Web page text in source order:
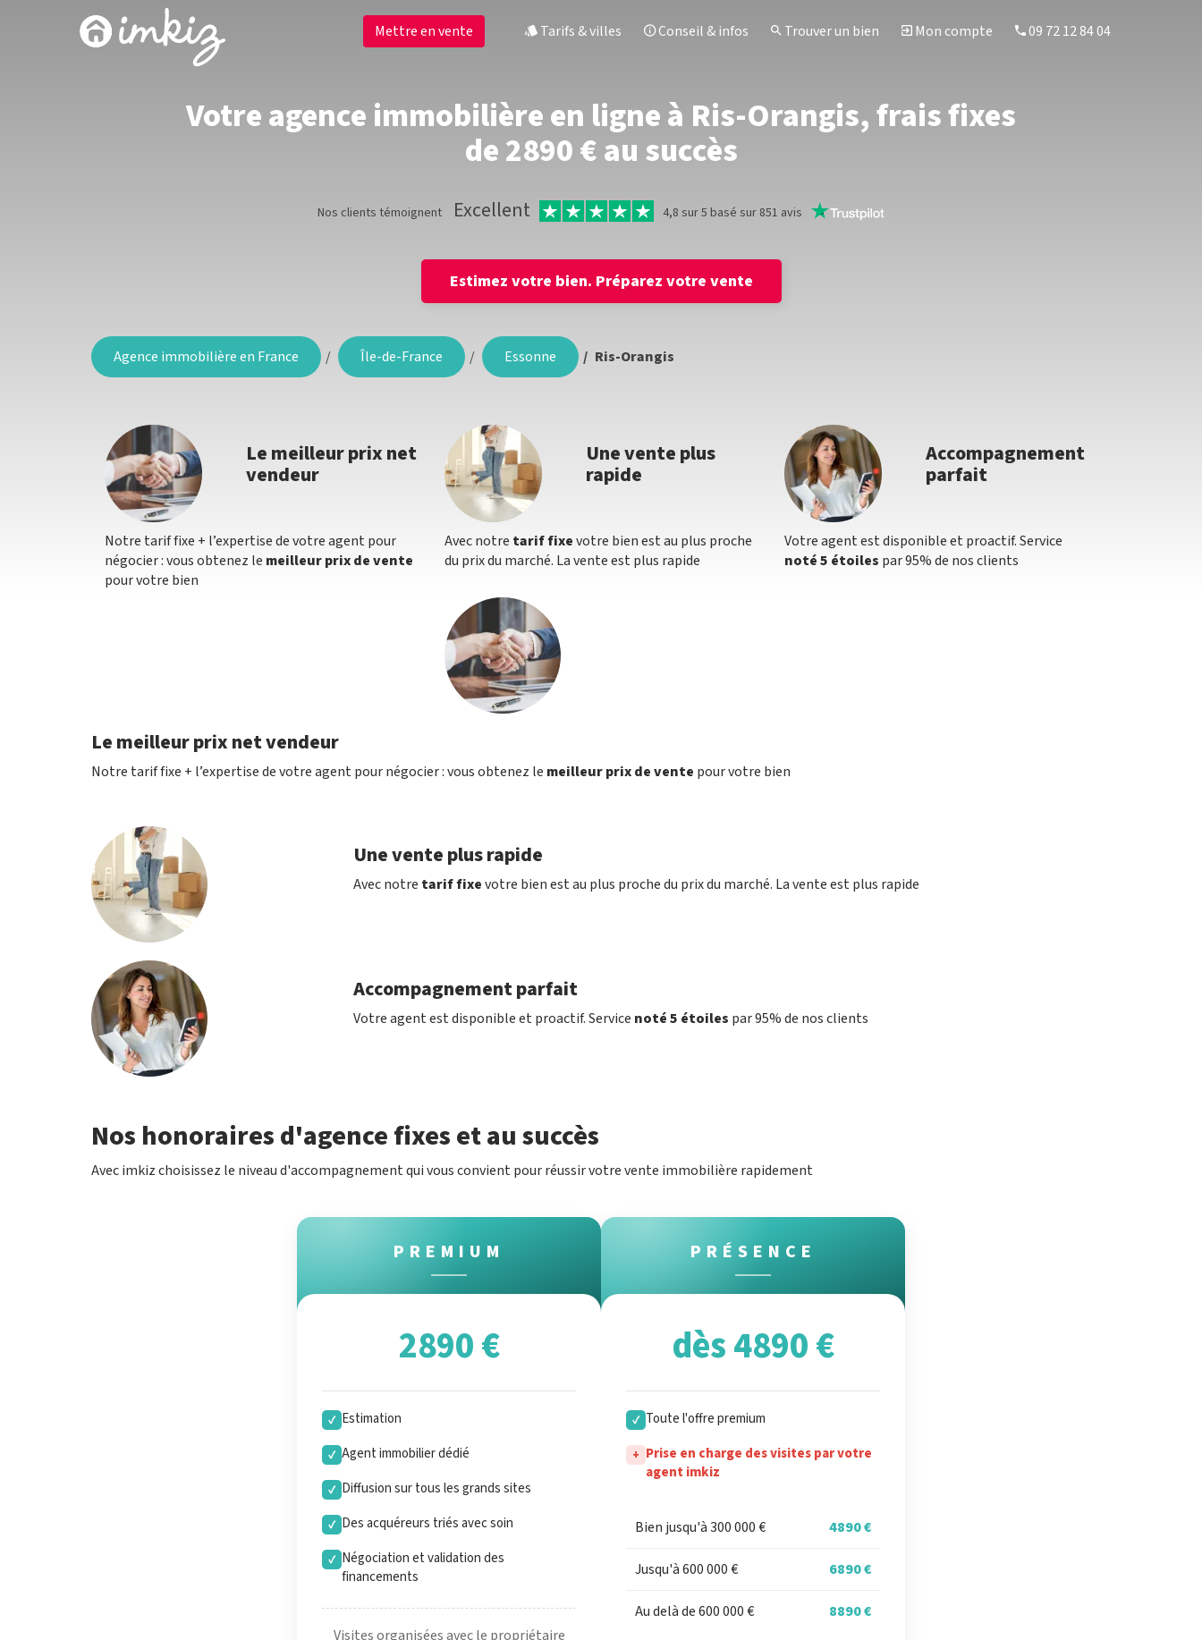
Mettre en vente Tarifs & villes Conseil & infos Trouver un bien Mon compte 09 72 12 84 04
Votre agence immobilière en ligne à Ris-Orangis, frais fixes
de 2890 € au succès
Nos clients témoignent Excellent 4,8 sur 5 basé sur 851 avis
Estimez votre bien. Préparez votre vente
Agence immobilière en France Île-de-France Essonne Ris-Orangis
Le meilleur prix net
vendeur
Notre tarif fixe + l’expertise de votre agent pour
négocier : vous obtenez le meilleur prix de vente
pour votre bien
Une vente plus
rapide
Avec notre tarif fixevotre bien est au plus proche
du prix du marché. La vente est plus rapide
Accompagnement
parfait
Votre agent est disponible et proactif. Service
noté 5 étoiles par 95% de nos clients
Le meilleur prix net vendeur
Notre tarif fixe + l’expertise de votre agent pour négocier : vous obtenez le meilleur prix de vente pour votre bien
Une vente plus rapide
Avec notre tarif fixevotre bien est au plus proche du prix du marché. La vente est plus rapide
Accompagnement parfait
Votre agent est disponible et proactif. Service noté 5 étoiles par 95% de nos clients
Nos honoraires d'agence fixes et au succès
Avec imkiz choisissez le niveau d'accompagnement qui vous convient pour réussir votre vente immobilière rapidement
PREMIUM
2890 €
✓ Estimation
✓ Agent immobilier dédié
✓ Diffusion sur tous les grands sites
✓ Des acquéreurs triés avec soin
✓ Négociation et validation des
financements
Visites organisées avec le propriétaire
PRÉSENCE
dès 4890 €
✓ Toute l'offre premium
+ Prise en charge des visites par votre
agent imkiz
Bien jusqu'à 300 000 € 4890 €
Jusqu'à 600 000 € 6890 €
Au delà de 600 000 € 8890 €